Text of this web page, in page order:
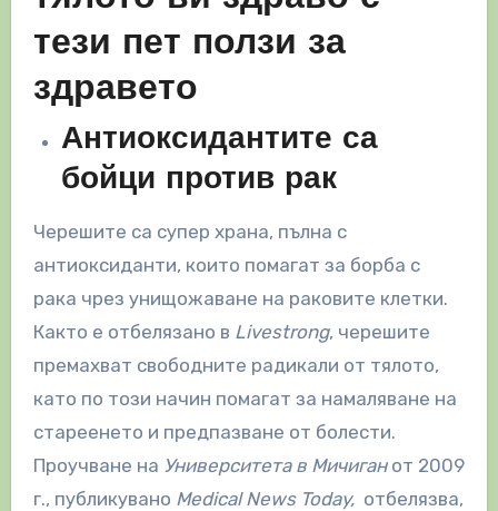
тези пет ползи за
здравето
Антиоксидантите са
бойци против рак
Черешите са супер храна, пълна с
антиоксиданти, които помагат за борба с
рака чрез унищожаване на раковите клетки.
Както е отбелязано в Livestrong, черешите
премахват свободните радикали от тялото,
като по този начин помагат за намаляване на
стареенето и предпазване от болести.
Проучване на Университета в Мичиганот 2009
г., публикувано Medical News Today, отбелязва,